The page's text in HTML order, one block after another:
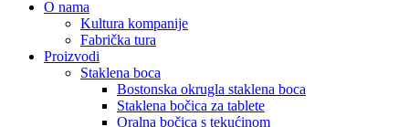
O nama
Kultura kompanije
Fabrička tura
Proizvodi
Staklena boca
Bostonska okrugla staklena boca
Staklena bočica za tablete
Oralna bočica s tekućinom